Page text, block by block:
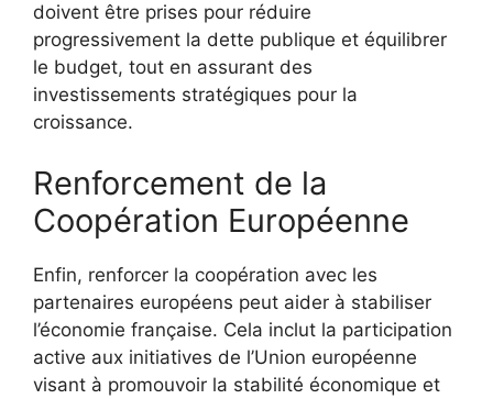
doivent être prises pour réduire
progressivement la dette publique et équilibrer
le budget, tout en assurant des
investissements stratégiques pour la
croissance.
Renforcement de la
Coopération Européenne
Enfin, renforcer la coopération avec les
partenaires européens peut aider à stabiliser
l’économie française. Cela inclut la participation
active aux initiatives de l’Union européenne
visant à promouvoir la stabilité économique et